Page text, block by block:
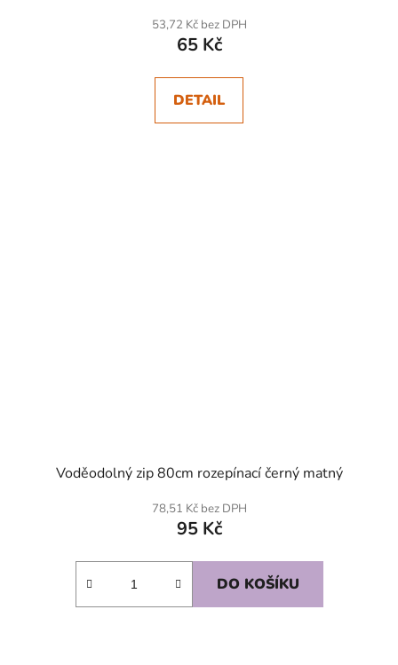
53,72 Kč bez DPH
65 Kč
DETAIL
Voděodolný zip 80cm rozepínací černý matný
78,51 Kč bez DPH
95 Kč
DO KOŠÍKU